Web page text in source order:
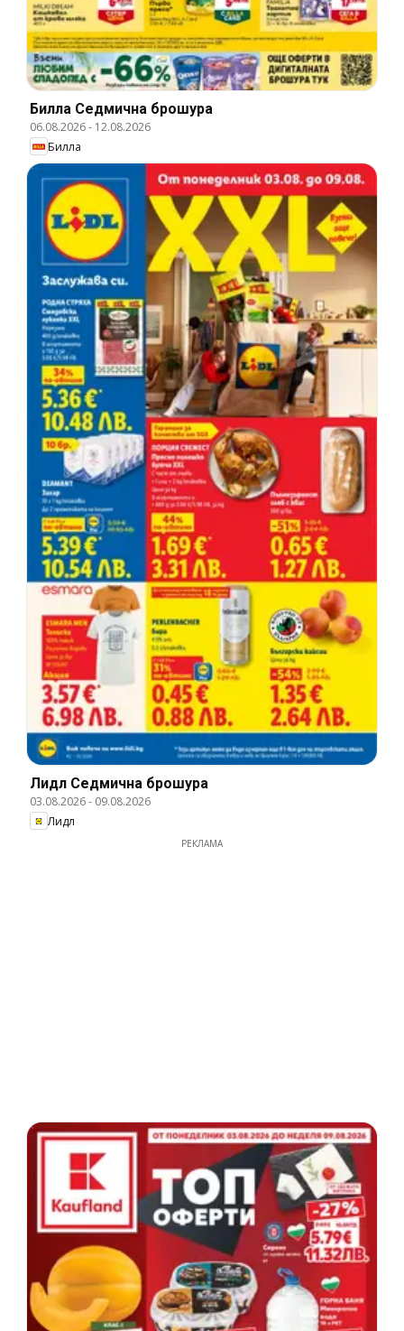
Билла Cедмична брошура
06.08.2026- 12.08.2026
Билла
Лидл Cедмична брошура
03.08.2026- 09.08.2026
Лидл
РЕКЛАМА